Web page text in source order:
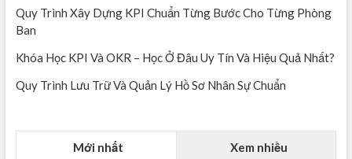
Quy Trình Xây Dựng KPI Chuẩn Từng Bước Cho Từng Phòng
Ban
Khóa Học KPI Và OKR – Học Ở Đâu Uy Tín Và Hiệu Quả Nhất?
Quy Trình Lưu Trữ Và Quản Lý Hồ Sơ Nhân Sự Chuẩn
Mới nhất Xem nhiều